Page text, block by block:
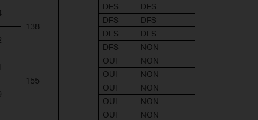
138
DFS
DFS
DFS
DFS
DFS
DFS
DFS NON
155
OUI
NON
OUI
NON
OUI
NON
OUI
NON
OUI NON